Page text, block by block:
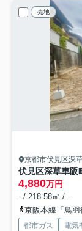
売地
京都市伏見区深
伏見区深草車阪
4,880万円
- / 218.58㎡ / -
京阪本線「鳥
都市ガス 電気